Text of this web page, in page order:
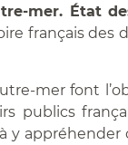
mer. État
français
mer font
publics
y